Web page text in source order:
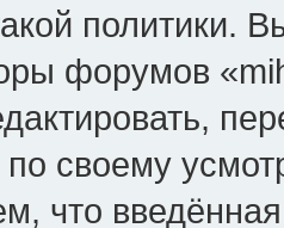
политики.
форумов
своему
что